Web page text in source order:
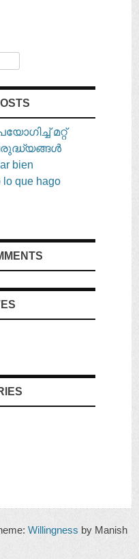
മറ്റ്
bien
lo que hago
:Willingness by Manish